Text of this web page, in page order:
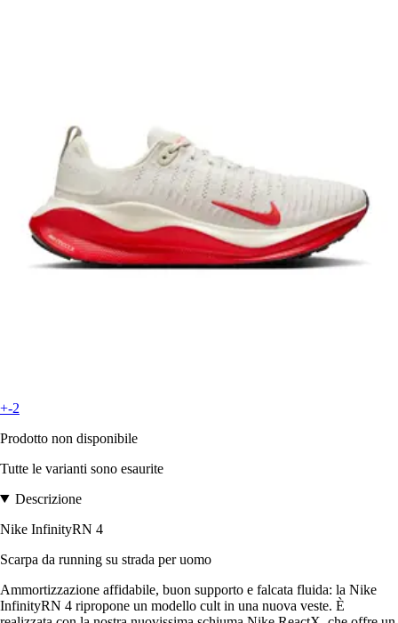
+-2
Prodotto non disponibile
Tutte le varianti sono esaurite
Descrizione
Nike InfinityRN 4
Scarpa da running su strada per uomo
Ammortizzazione affidabile, buon supporto e falcata fluida: la Nike
InfinityRN 4 ripropone un modello cult in una nuova veste. È